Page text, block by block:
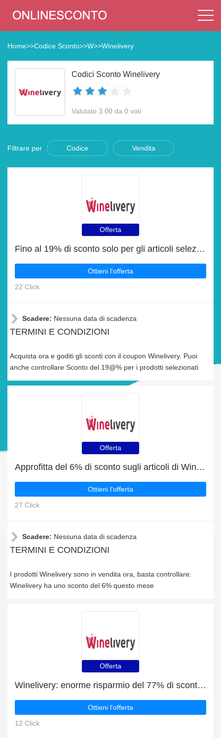
Home>>Codice Sconto>>W>>Winelivery
Codici Sconto Winelivery
Valutato 3.00 da 0 voti
Filtrare per Codice Vendita
Offerta
Fino al 19% di sconto solo per gli articoli selezionati
Ottieni l'offerta
22 Click
Scadere: Nessuna data di scadenza
TERMINI E CONDIZIONI
Acquista ora e goditi gli sconti con il coupon Winelivery. Puoi
anche controllare Sconto del 19@% per i prodotti selezionati
Offerta
Approfitta del 6% di sconto sugli articoli di Winelivery
Ottieni l'offerta
27 Click
Scadere: Nessuna data di scadenza
TERMINI E CONDIZIONI
I prodotti Winelivery sono in vendita ora, basta controllare:
Winelivery ha uno sconto del 6% questo mese
Offerta
Winelivery: enorme risparmio del 77% di sconto su tutto il sito solo per questo mese
Ottieni l'offerta
12 Click